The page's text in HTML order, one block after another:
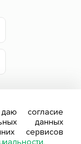
согласие
данных
сервисов